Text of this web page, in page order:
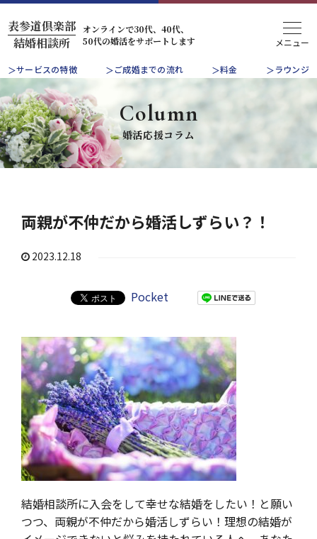
結婚相談所
表参道倶楽部
オンラインで30代、40代、
50代の婚活をサポートします
サービスの特徴 ご成婚までの流れ 料金 ラウンジ
Column
婚活応援コラム
両親が不仲だから婚活しずらい？！
2023.12.18
Pocket
結婚相談所に入会をして幸せな結婚をしたい！と願い
つつ、両親が不仲だから婚活しずらい！理想の結婚が